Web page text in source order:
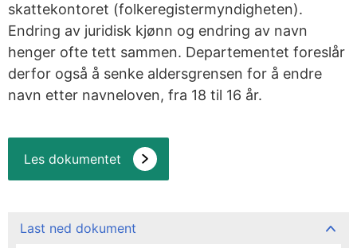
skattekontoret (folkeregistermyndigheten).
Endring av juridisk kjønn og endring av navn
henger ofte tett sammen. Departementet foreslår
derfor også å senke aldersgrensen for å endre
navn etter navneloven, fra 18 til 16 år.
Les dokumentet
Last ned dokument